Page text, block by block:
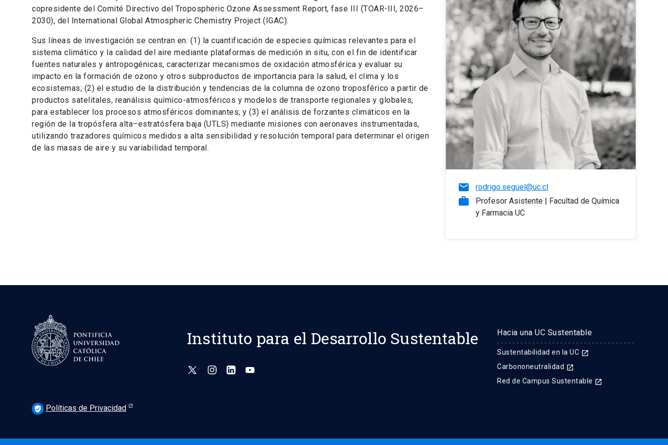
copresidente del Comité Directivo del Tropospheric Ozone Assessment Report, fase III (TOAR-III, 2026–
2030), del International Global Atmospheric Chemistry Project (IGAC).
Sus líneas de investigación se centran en: (1) la cuantificación de especies químicas relevantes para el
sistema climático y la calidad del aire mediante plataformas de medición in situ, con el fin de identificar
fuentes naturales y antropogénicas, caracterizar mecanismos de oxidación atmosférica y evaluar su
impacto en la formación de ozono y otros subproductos de importancia para la salud, el clima y los
ecosistemas; (2) el estudio de la distribución y tendencias de la columna de ozono troposférico a partir de
productos satelitales, reanálisis químico-atmosféricos y modelos de transporte regionales y globales,
para establecer los procesos atmosféricos dominantes; y (3) el análisis de forzantes climáticos en la
región de la tropósfera alta–estratósfera baja (UTLS) mediante misiones con aeronaves instrumentadas,
utilizando trazadores químicos medidos a alta sensibilidad y resolución temporal para determinar el origen
de las masas de aire y su variabilidad temporal.
email rodrigo.seguel@uc.cl
work
Profesor Asistente | Facultad de Química
y Farmacia UC
Instituto para el Desarrollo Sustentable Hacia una UC Sustentable
Sustentabilidad en la UC launch
Carbononeutralidad launch
Red de Campus Sustentable launch
verified_user Políticas de Privacidad